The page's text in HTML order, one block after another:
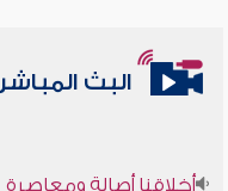
البث المباشر
أخلاقنا أصالة ومعاصرة